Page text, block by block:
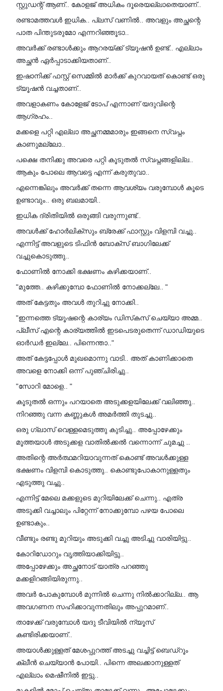
സ്റ്റുഡന്റ് ആണ്.. കോളജ് അധികം ദൂരെയല്ലാതെയാണ്..
രണ്ടാമത്തവൾ ഇധിക.. പ്ലസ് വണിൽ.. അവളും അച്ഛന്റെ
പാത പിന്തുടരുമോ എന്നറിഞ്ഞൂടാ..
അവർക്ക് രണ്ടാൾക്കും ആറരയ്ക്ക് ട്യൂഷൻ ഉണ്ട്.. എല്ലാം
അച്ഛൻ ഏർപ്പാടാക്കിയതാണ്..
ഇഷാനിക്ക് ഫസ്റ്റ് സെമ്മിൽ മാർക്ക്‌ കുറവായത് കൊണ്ട് ഒരു
ട്യൂഷൻ വച്ചതാണ്..
അവളാകണം കോളേജ് ടോപ് എന്നാണ് യദുവിന്റെ
ആഗ്രഹം..
മക്കളെ പറ്റി എല്ലാ അച്ഛനമ്മമാരും ഇങ്ങനെ സ്വപ്നം
കാണുമല്ലോ..
പക്ഷെ തനിക്കു അവരെ പറ്റി കൂടുതൽ സ്വപ്നങ്ങളില്ല..
ആകും പോലെ ആവട്ടെ എന്ന് കരുതുവാ..
എന്നെങ്കിലും അവർക്ക് തന്നെ ആവശ്യം വരുമ്പോൾ കൂടെ
ഉണ്ടാവും.. ഒരു ബലമായി..
ഇധിക ദ്രിതിയിൽ ഒരുങ്ങി വരുന്നുണ്ട്..
അവൾക്ക് ഹോർലിക്‌സും ബ്രേക്ക്‌ ഫാസ്റ്റും വിളമ്പി വച്ചു..
എന്നിട്ട് അവളുടെ ടിഫിൻ ബോക്സ്‌ ബാഗിലേക്ക്
വച്ചുകൊടുത്തു..
ഫോണിൽ നോക്കി ഭക്ഷണം കഴിക്കയാണ്..
"മുത്തേ.. കഴിക്കുമ്പോ ഫോണിൽ നോക്കല്ലേ.. "
അത് കേട്ടതും അവൾ തുറിച്ചു നോക്കി..
"ഇന്നത്തെ ട്യൂഷന്റെ കാര്യം ഡിസ്‌കസ് ചെയ്യാ അമ്മ..
പ്ലീസ് എന്റെ കാര്യത്തിൽ ഇടപെടരുതെന്ന് ഡാഡിയുടെ
ഓർഡർ ഇല്ലേ.. പിന്നെന്താ.."
അത് കേട്ടപ്പോൾ മുഖമൊന്നു വാടി.. അത് കാണിക്കാതെ
അവളെ നോക്കി ഒന്ന് പുഞ്ചിരിച്ചു..
"സോറി മോളെ.. "
കൂടുതൽ ഒന്നും പറയാതെ അടുക്കളയിലേക്ക് വലിഞ്ഞു..
നിറഞ്ഞു വന്ന കണ്ണുകൾ അമർത്തി തുടച്ചു..
ഒരു ഗ്ലാസ് വെള്ളമെടുത്തു കുടിച്ചു.. അപ്പോഴേക്കും
മൂത്തയാൾ അടുക്കള വാതിൽക്കൽ വന്നൊന്ന് ചുമച്ചു ..
അതിന്റെ അർത്ഥമറിയാവുന്നത് കൊണ്ട് അവൾക്കുള്ള
ഭക്ഷണം വിളമ്പി കൊടുത്തു.. കൊണ്ടുപോകാനുള്ളതും
എടുത്തു വച്ചു..
എന്നിട്ട് മേലെ മക്കളുടെ മുറിയിലേക്ക് ചെന്നു.. എത്ര
അടുക്കി വച്ചാലും പിറ്റേന്ന് നോക്കുമ്പോ പഴയ പോലെ
ഉണ്ടാകും..
വീണ്ടും രണ്ടു മുറിയും അടുക്കി വച്ചു അടിച്ചു വാരിയിട്ടു..
കോറിഡോറും വൃത്തിയാക്കിയിട്ടു..
അപ്പോഴേക്കും അച്ഛനോട് യാത്ര പറഞ്ഞു
മക്കളിറങ്ങിയിരുന്നു..
അവർ പോകുമ്പോൾ മുന്നിൽ ചെന്നു നിൽക്കാറില്ല.. ആ
അവഗണന സഹിക്കാവുന്നതിലും അപ്പുറമാണ്..
താഴേക്ക് വരുമ്പോൾ യദു ടീവിയിൽ ന്യൂസ്‌
കണ്ടിരിക്കയാണ്..
അയാൾക്കുള്ളത് മേശപ്പുറത്ത് അടച്ചു വച്ചിട്ട് ബെഡ്‌റൂം
ക്ലീൻ ചെയ്യാൻ പോയി.. പിന്നെ അലക്കാനുള്ളത്
എല്ലാം മെഷീനിൽ ഇട്ടു..